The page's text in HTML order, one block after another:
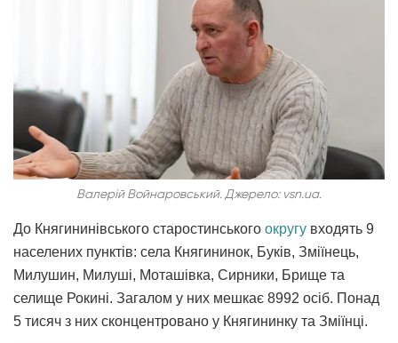
Валерій Войнаровський. Джерело: vsn.ua.
До Княгининівського старостинського округу входять 9
населених пунктів: села Княгининок, Буків, Зміїнець,
Милушин, Милуші, Моташівка, Сирники, Брище та
селище Рокині. Загалом у них мешкає 8992 осіб. Понад
5 тисяч з них сконцентровано у Княгининку та Зміїнці.